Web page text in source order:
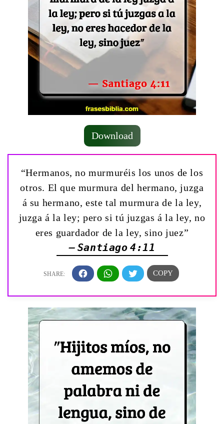
Download
“Hermanos, no murmuréis los unos de los
otros. El que murmura del hermano, juzga
á su hermano, este tal murmura de la ley,
juzga á la ley; pero si tú juzgas á la ley, no
eres guardador de la ley, sino juez”
— Santiago 4:11